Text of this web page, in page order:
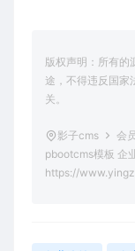
版权声明：所有的
途，不得违反国家
关。
影子cms 会
pbootcms模板 企
https://